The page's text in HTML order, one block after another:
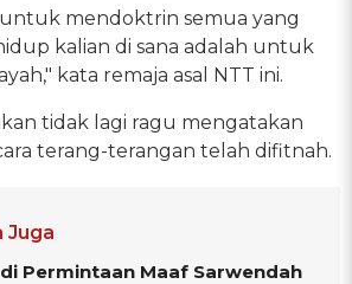
mendoktrin semua yang
kalian di sana adalah untuk
kata remaja asal NTT ini.
tidak lagi ragu mengatakan
terang-terangan telah difitnah.
Juga
Permintaan Maaf Sarwendah